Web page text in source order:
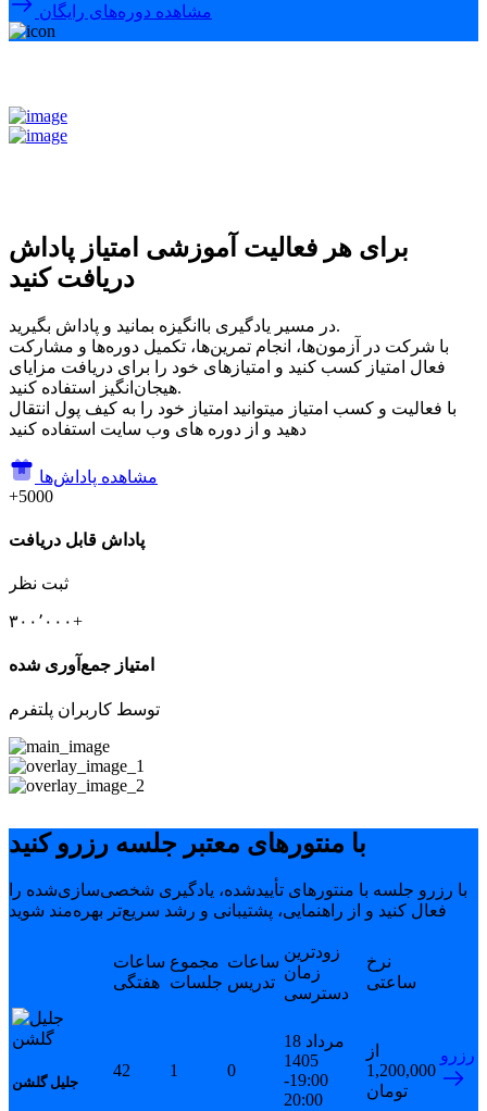
مشاهده دوره‌های رایگان
برای هر فعالیت آموزشی امتیاز پاداش
دریافت کنید
در مسیر یادگیری باانگیزه بمانید و پاداش بگیرید.
با شرکت در آزمون‌ها، انجام تمرین‌ها، تکمیل دوره‌ها و مشارکت
فعال امتیاز کسب کنید و امتیازهای خود را برای دریافت مزایای
هیجان‌انگیز استفاده کنید.
با فعالیت و کسب امتیاز میتوانید امتیاز خود را به کیف پول انتقال
دهید و از دوره های وب سایت استفاده کنید
مشاهده پاداش‌ها
+5000
پاداش قابل دریافت
ثبت نظر
۳۰۰٬۰۰۰+
امتیاز جمع‌آوری شده
توسط کاربران پلتفرم
با منتورهای معتبر جلسه رزرو کنید
با رزرو جلسه با منتورهای تأییدشده، یادگیری شخصی‌سازی‌شده را
فعال کنید و از راهنمایی، پشتیبانی و رشد سریع‌تر بهره‌مند شوید
ساعات
هفتگی
مجموع
جلسات
ساعات
تدریس
زودترین
زمان
دسترسی
نرخ
ساعتی
جلیل گلشن
42 1 0
18 مرداد
1405
19:00-
20:00
از
1,200,000
تومان
رزرو